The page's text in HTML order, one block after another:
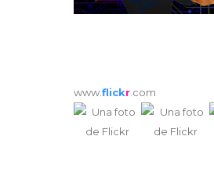
www.flickr.com